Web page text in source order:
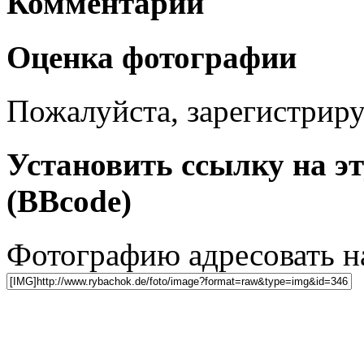
Оценка фотографии
Пожалуйста,
Установить ссылку на
(BBcode)
Фотографию адресовать